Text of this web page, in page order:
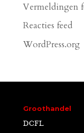
Vermeldingen
Reacties feed
WordPress.org
Groothandel
DCFL